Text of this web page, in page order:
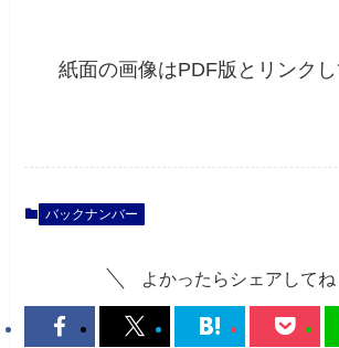
紙面の画像はPDF版とリンクし
バックナンバー
よかったらシェアしてね